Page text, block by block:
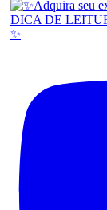
DICA DE
✨